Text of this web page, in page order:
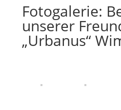
Fotogalerie:
unserer
„Urbanus“